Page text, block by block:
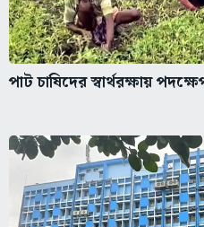
পাট চাষিদের স্বার্থরক্ষায়